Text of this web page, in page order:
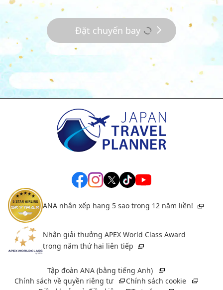
Đặt chuyến bay
ANA nhận xếp hạng 5 sao trong 12 năm liền!
Nhận giải thưởng APEX World Class Award
trong năm thứ hai liên tiếp
Tập đoàn ANA (bằng tiếng Anh)
Chính sách về quyền riêng tư
Chính sách cookie